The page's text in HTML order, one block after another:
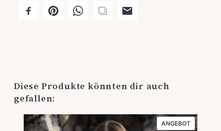
Diese Produkte könnten dir auch
gefallen:
ANGEBOTPRODUKT